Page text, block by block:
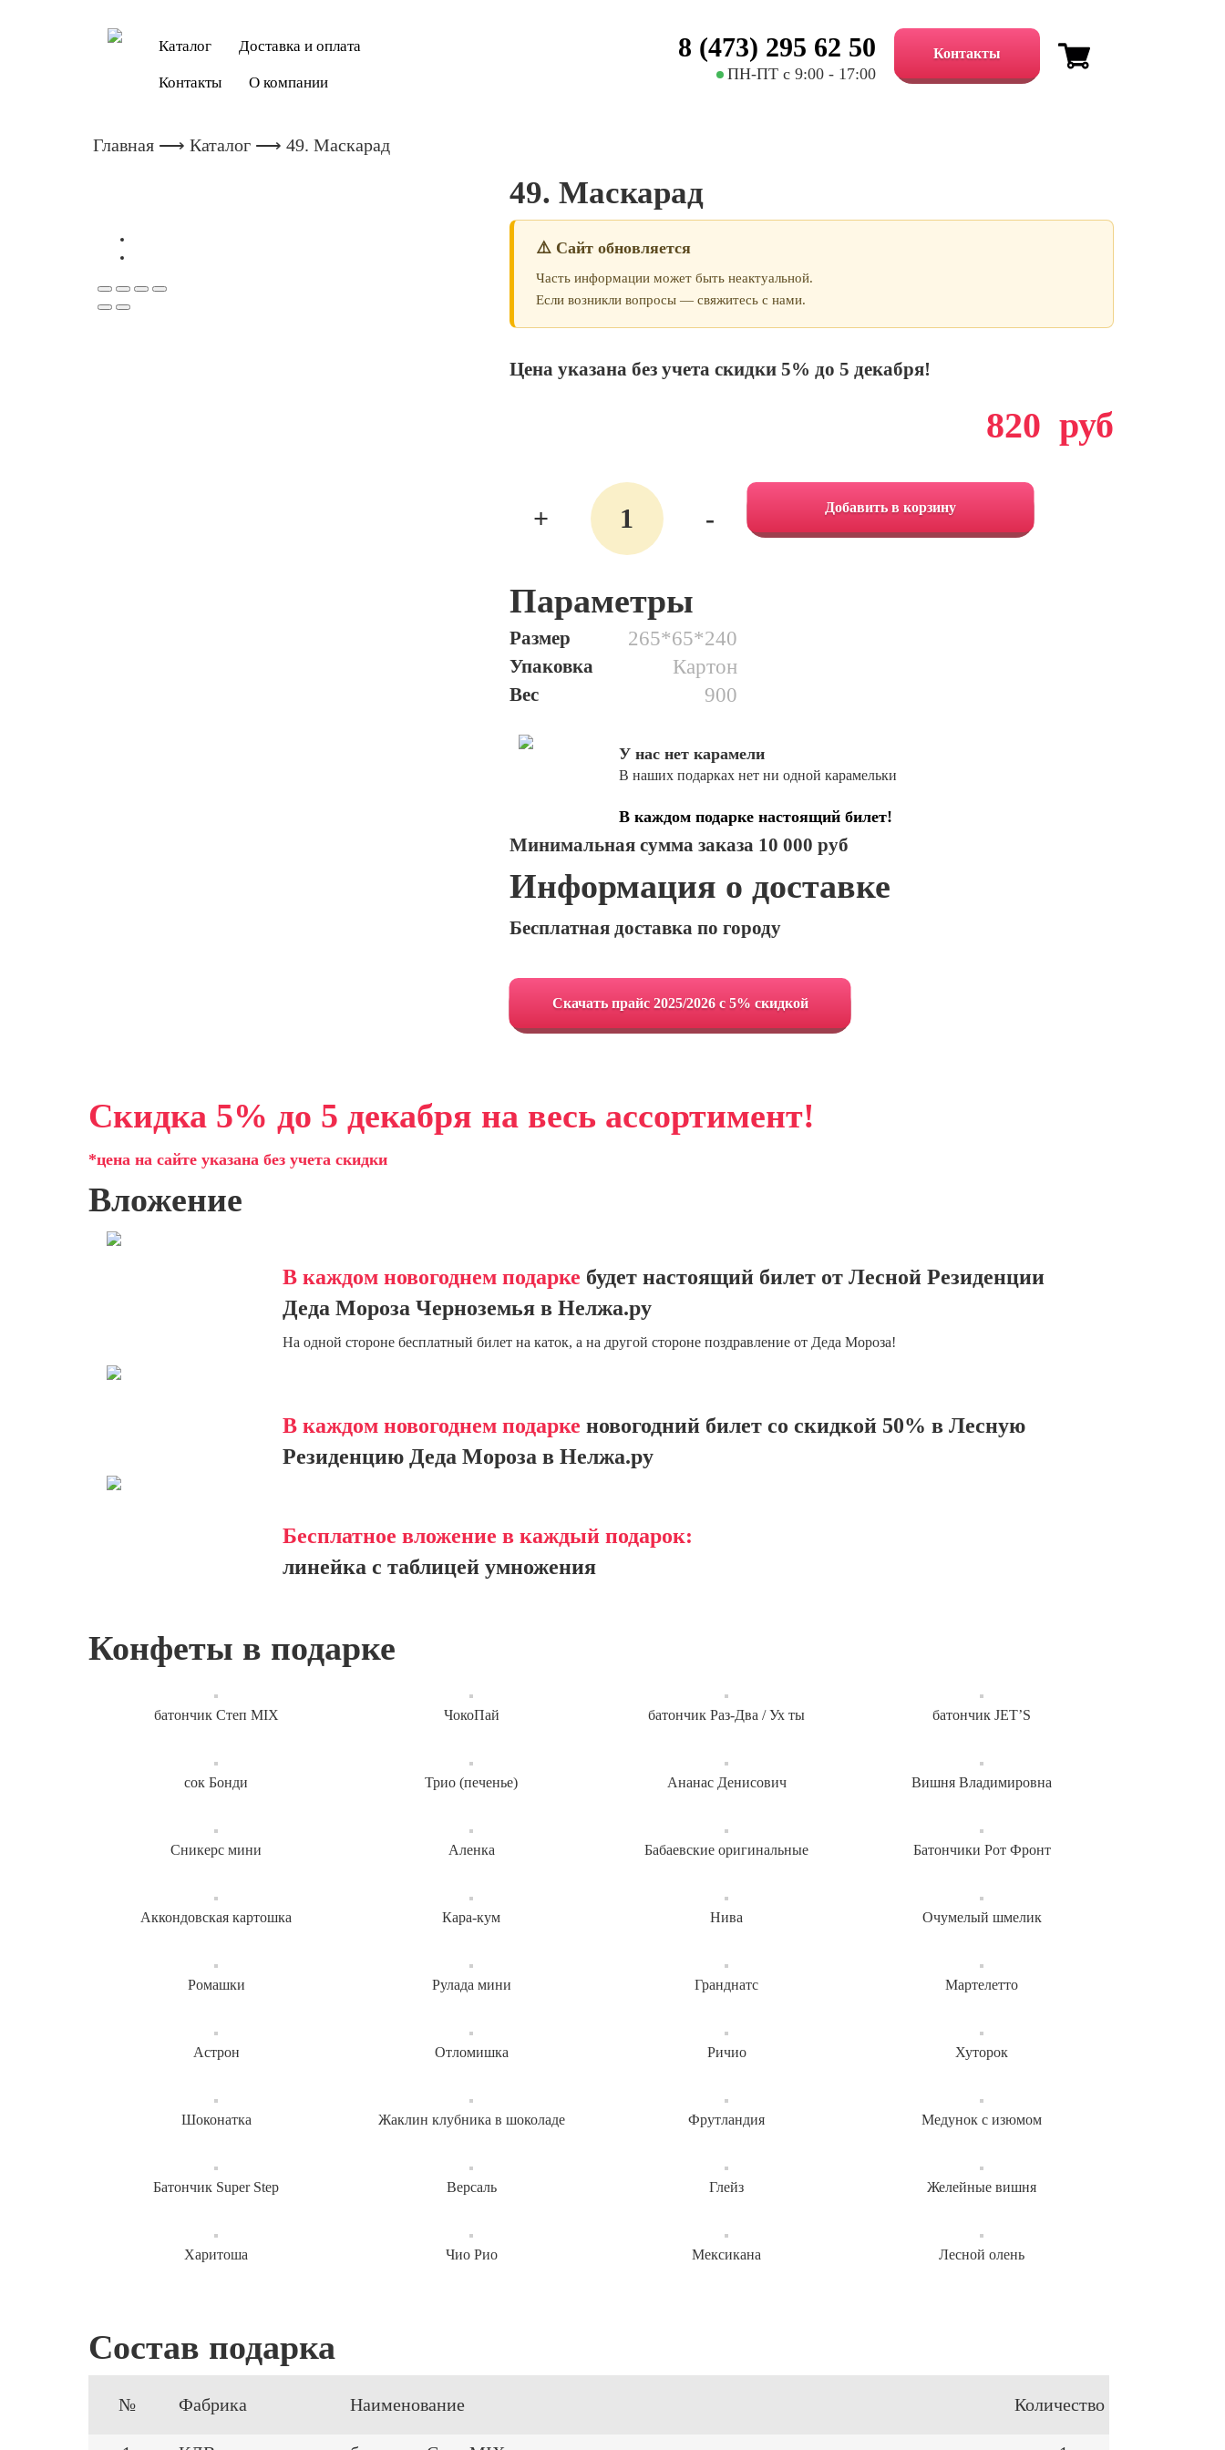
Каталог Доставка и оплата
Контакты О компании
Контакты
8 (473) 295 62 50
ПН-ПТ с 9:00 - 17:00
Главная ⟶ Каталог ⟶ 49. Маскарад
49. Маскарад
⚠️ Сайт обновляется
Часть информации может быть неактуальной.
Если возникли вопросы — свяжитесь с нами.
Цена указана без учета скидки 5% до 5 декабря!
820 руб
+
Количество
- Добавить в корзину
Параметры
Размер 265*65*240
Упаковка Картон
Вес 900
У нас нет карамели
В наших подарках нет ни одной карамельки
В каждом подарке настоящий билет!
Минимальная сумма заказа 10 000 руб
Информация о доставке
Бесплатная доставка по городу
Cкачать прайс 2025/2026 с 5% скидкой
Скидка 5% до 5 декабря на весь ассортимент!
*цена на сайте указана без учета скидки
Вложение
В каждом новогоднем подарке будет настоящий билет от Лесной Резиденции
Деда Мороза Черноземья в Нелжа.ру
На одной стороне бесплатный билет на каток, а на другой стороне поздравление от Деда Мороза!
В каждом новогоднем подарке новогодний билет со скидкой 50% в Лесную
Резиденцию Деда Мороза в Нелжа.ру
Бесплатное вложение в каждый подарок:
линейка с таблицей умножения
Конфеты в подарке
батончик Степ MIX ЧокоПай батончик Раз-Два / Ух ты батончик JET’S
сок Бонди Трио (печенье) Ананас Денисович Вишня Владимировна
Сникерс мини Аленка Бабаевские оригинальные Батончики Рот Фронт
Аккондовская картошка Кара-кум Нива Очумелый шмелик
Ромашки Рулада мини Гранднатс Мартелетто
Астрон Отломишка Ричио Хуторок
Шоконатка Жаклин клубника в шоколаде Фрутландия Медунок с изюмом
Батончик Super Step Версаль Глейз Желейные вишня
Харитоша Чио Рио Мексикана Лесной олень
Состав подарка
№ Фабрика Наименование Количество